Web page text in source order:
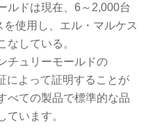
ルドは現在、6～2,000台
使用し、エル・マルケス
なしている。
チュリーモールドの
によって証明することが
べての製品で標準的な品
ています。